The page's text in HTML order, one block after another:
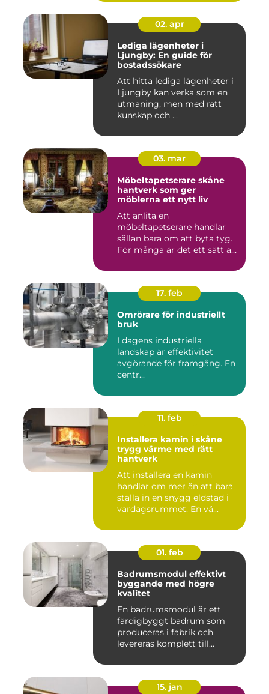
02. apr
Lediga lägenheter i
Ljungby: En guide för
bostadssökare
Att hitta lediga lägenheter i
Ljungby kan verka som en
utmaning, men med rätt
kunskap och ...
03. mar
Möbeltapetserare skåne
hantverk som ger
möblerna ett nytt liv
Att anlita en
möbeltapetserare handlar
sällan bara om att byta tyg.
För många är det ett sätt att
17. feb
Omrörare för industriellt
bruk
I dagens industriella
landskap är effektivitet
avgörande för framgång. En
centr...
11. feb
Installera kamin i skåne
trygg värme med rätt
hantverk
Att installera en kamin
handlar om mer än att bara
ställa in en snygg eldstad i
vardagsrummet. En vä...
01. feb
Badrumsmodul effektivt
byggande med högre
kvalitet
En badrumsmodul är ett
färdigbyggt badrum som
produceras i fabrik och
levereras komplett till
15. jan